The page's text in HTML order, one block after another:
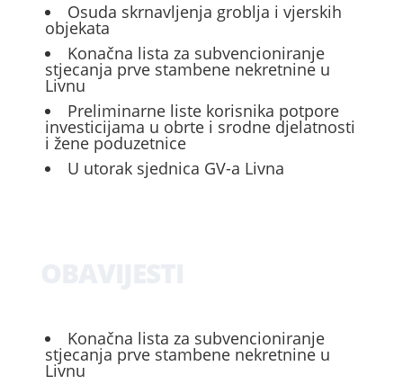
Osuda skrnavljenja groblja i vjerskih
objekata
Konačna lista za subvencioniranje
stjecanja prve stambene nekretnine u
Livnu
Preliminarne liste korisnika potpore
investicijama u obrte i srodne djelatnosti
i žene poduzetnice
U utorak sjednica GV-a Livna
Konačna lista za subvencioniranje
stjecanja prve stambene nekretnine u
Livnu